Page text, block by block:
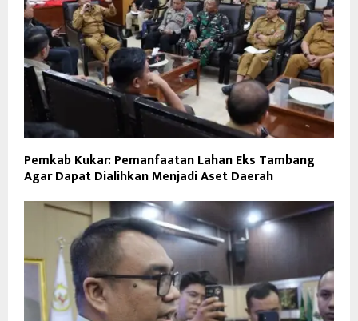
Pemkab Kukar: Pemanfaatan Lahan Eks Tambang
Agar Dapat Dialihkan Menjadi Aset Daerah